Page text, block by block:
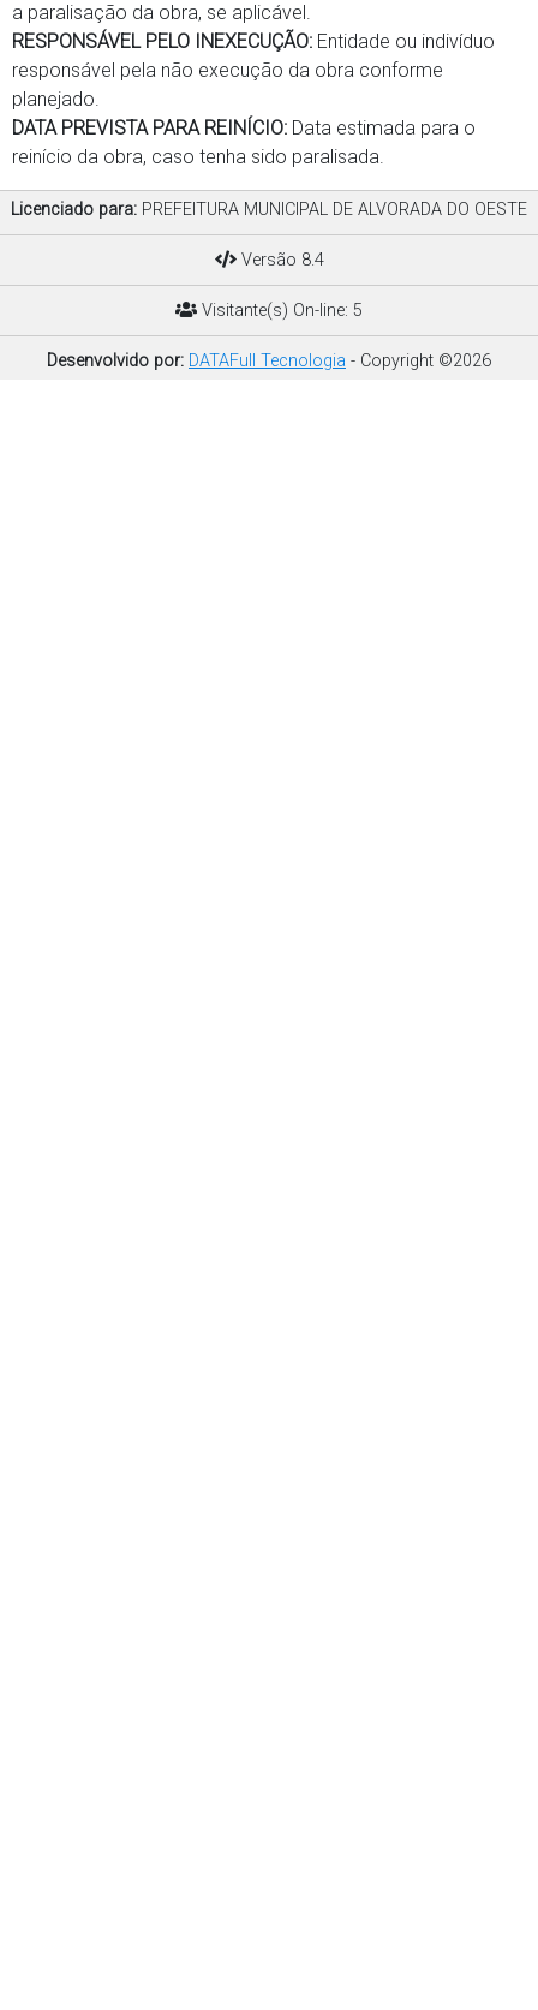
a paralisação da obra, se aplicável.
RESPONSÁVEL PELO INEXECUÇÃO: Entidade ou indivíduo
responsável pela não execução da obra conforme
planejado.
DATA PREVISTA PARA REINÍCIO: Data estimada para o
reinício da obra, caso tenha sido paralisada.
Licenciado para: PREFEITURA MUNICIPAL DE ALVORADA DO OESTE
Versão 8.4
Visitante(s) On-line: 5
Desenvolvido por: DATAFull Tecnologia - Copyright ©2026